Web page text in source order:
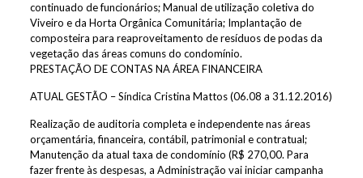
continuado de funcionários; Manual de utilização coletiva do
Viveiro e da Horta Orgânica Comunitária; Implantação de
composteira para reaproveitamento de resíduos de podas da
vegetação das áreas comuns do condomínio.
PRESTAÇÃO DE CONTAS NA ÁREA FINANCEIRA
ATUAL GESTÃO – Síndica Cristina Mattos (06.08 a 31.12.2016)
Realização de auditoria completa e independente nas áreas
orçamentária, financeira, contábil, patrimonial e contratual;
Manutenção da atual taxa de condomínio (R$ 270,00. Para
fazer frente às despesas, a Administração vai iniciar campanha